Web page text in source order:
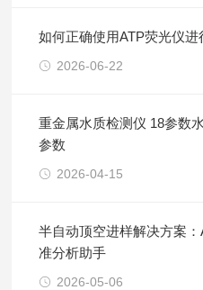
如何正确使用ATP荧光仪进
2026-06-22
重金属水质检测仪 18参数
参数
2026-04-15
半自动顶空进样解决方案
准分析助手
2026-05-06